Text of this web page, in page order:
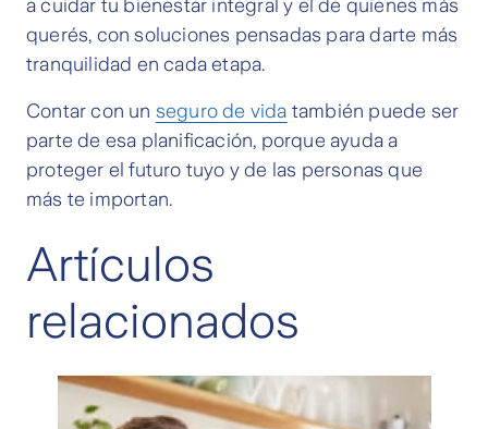
a cuidar tu bienestar integral y el de quienes más
querés, con soluciones pensadas para darte más
tranquilidad en cada etapa.
Contar con un seguro de vida también puede ser
parte de esa planificación, porque ayuda a
proteger el futuro tuyo y de las personas que
más te importan.
Artículos
relacionados